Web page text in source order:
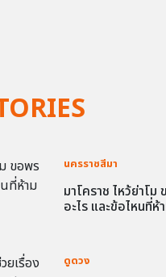
นครราชสีมา
มาโคราช ไหว้ย่าโม
อะไร และข้อไหนที่ห้
ดูดวง